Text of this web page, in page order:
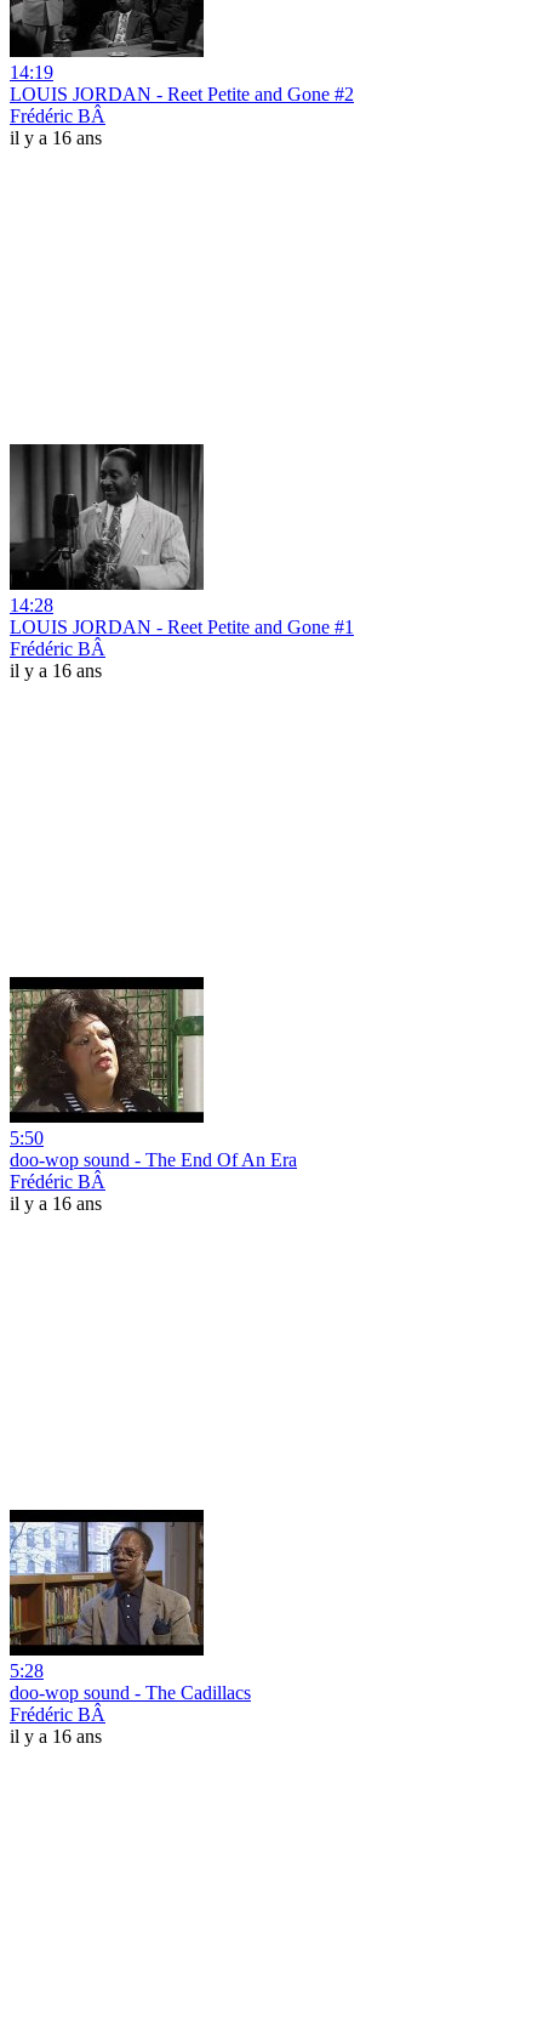
14:19
LOUIS JORDAN - Reet Petite and Gone #2
Frédéric BÂ
il y a 16 ans
14:28
LOUIS JORDAN - Reet Petite and Gone #1
Frédéric BÂ
il y a 16 ans
5:50
doo-wop sound - The End Of An Era
Frédéric BÂ
il y a 16 ans
5:28
doo-wop sound - The Cadillacs
Frédéric BÂ
il y a 16 ans